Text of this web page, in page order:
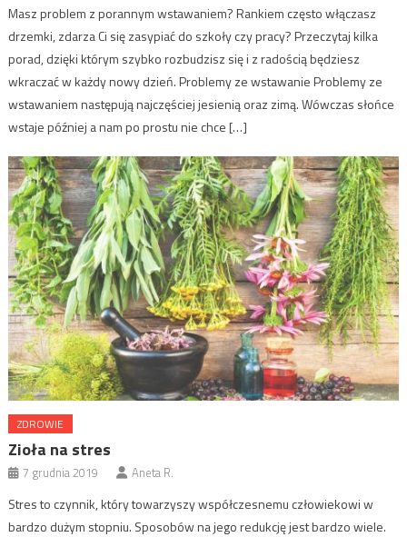
Masz problem z porannym wstawaniem? Rankiem często włączasz
drzemki, zdarza Ci się zasypiać do szkoły czy pracy? Przeczytaj kilka
porad, dzięki którym szybko rozbudzisz się i z radością będziesz
wkraczać w każdy nowy dzień. Problemy ze wstawanie Problemy ze
wstawaniem następują najczęściej jesienią oraz zimą. Wówczas słońce
wstaje później a nam po prostu nie chce […]
ZDROWIE
Zioła na stres
7 grudnia 2019 Aneta R.
Stres to czynnik, który towarzyszy współczesnemu człowiekowi w
bardzo dużym stopniu. Sposobów na jego redukcję jest bardzo wiele.